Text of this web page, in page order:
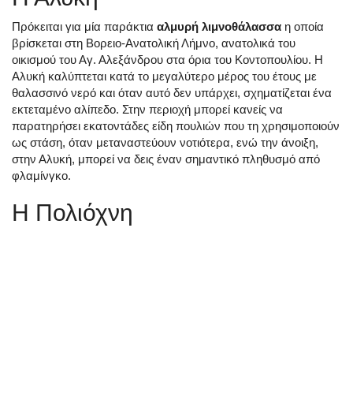
Πρόκειται για μία παράκτια αλμυρή λιμνοθάλασσα η οποία
βρίσκεται στη Βορειο-Ανατολική Λήμνο, ανατολικά του
οικισμού του Αγ. Αλεξάνδρου στα όρια του Κοντοπουλίου. Η
Αλυκή καλύπτεται κατά το μεγαλύτερο μέρος του έτους με
θαλασσινό νερό και όταν αυτό δεν υπάρχει, σχηματίζεται ένα
εκτεταμένο αλίπεδο. Στην περιοχή μπορεί κανείς να
παρατηρήσει εκατοντάδες είδη πουλιών που τη χρησιμοποιούν
ως στάση, όταν μεταναστεύουν νοτιότερα, ενώ την άνοιξη,
στην Αλυκή, μπορεί να δεις έναν σημαντικό πληθυσμό από
φλαμίνγκο.
Η Πολιόχνη